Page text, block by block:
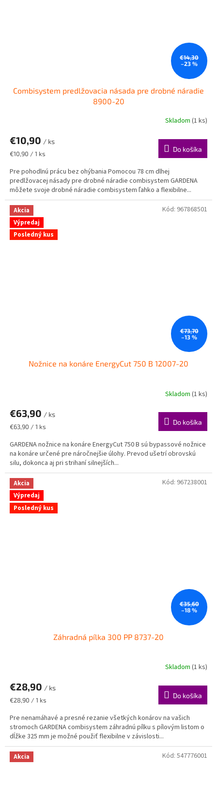
€14,30
–23 %
Combisystem predlžovacia násada pre drobné náradie
8900-20
Skladom (1 ks)
€10,90 / ks
Jednotková
€10,90 / 1 ks
Do košíka
Pre pohodlnú prácu bez ohýbania Pomocou 78 cm dlhej
predlžovacej násady pre drobné náradie combisystem GARDENA
môžete svoje drobné náradie combisystem ľahko a flexibilne...
Akcia
Výpredaj
Posledný kus
€73,70
–13 %
Nožnice na konáre EnergyCut 750 B 12007-20
Skladom (1 ks)
€63,90 / ks
Jednotková
€63,90 / 1 ks
Do košíka
GARDENA nožnice na konáre EnergyCut 750 B sú bypassové nožnice
na konáre určené pre náročnejšie úlohy. Prevod ušetrí obrovskú
silu, dokonca aj pri strihaní silnejších...
Kód: 967868501
Akcia
Výpredaj
Posledný kus
€35,60
–18 %
Záhradná pílka 300 PP 8737-20
Skladom (1 ks)
€28,90 / ks
Jednotková
€28,90 / 1 ks
Do košíka
Pre nenamáhavé a presné rezanie všetkých konárov na vašich
stromoch GARDENA combisystem záhradnú pílku s pílovým listom o
dĺžke 325 mm je možné použiť flexibilne v závislosti...
Kód: 967238001
Akcia Kód: 547776001